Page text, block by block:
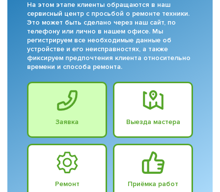
На этом этапе клиенты обращаются в наш
сервисный центр с просьбой о ремонте техники.
Это может быть сделано через наш сайт, по
телефону или лично в нашем офисе. Мы
регистрируем все необходимые данные об
устройстве и его неисправностях, а также
фиксируем предпочтения клиента относительно
времени и способа ремонта.
Заявка Выезда мастера
Ремонт Приёмка работ